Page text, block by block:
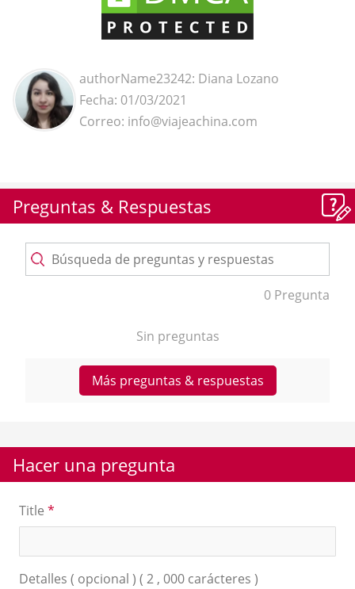
authorName23242: Diana Lozano
Fecha: 01/03/2021
Correo: info@viajeachina.com
Preguntas & Respuestas
0 Pregunta
Sin preguntas
Más preguntas & respuestas
Hacer una pregunta
Title *
Detalles ( opcional ) ( 2 , 000 carácteres )